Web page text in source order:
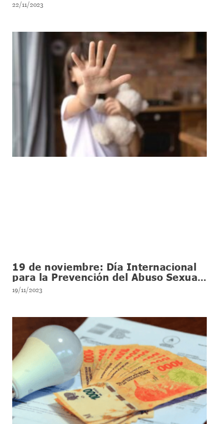
22/11/2023
19 de noviembre: Día Internacional
para la Prevención del Abuso Sexual
contra las Niñas y Niños
19/11/2023